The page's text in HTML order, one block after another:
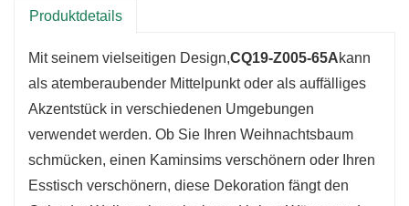
Pracht erfreuen können.
Produktdetails
Mit seinem vielseitigen Design,CQ19-Z005-65Akann
als atemberaubender Mittelpunkt oder als auffälliges
Akzentstück in verschiedenen Umgebungen
verwendet werden. Ob Sie Ihren Weihnachtsbaum
schmücken, einen Kaminsims verschönern oder Ihren
Esstisch verschönern, diese Dekoration fängt den